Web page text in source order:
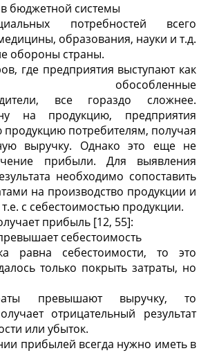
бюджетной системы
потребностей всего
образования, науки и т.д.
обороны страны.
где предприятия выступают как
обособленные
все гораздо сложнее.
на продукцию, предприятия
продукцию потребителям, получая
выручку. Однако это еще не
прибыли. Для выявления
необходимо сопоставить
на производство продукции и
с себестоимостью продукции.
прибыль [12, 55]:
себестоимость
равна себестоимости, то это
только покрыть затраты, но
превышают выручку, то
отрицательный результат
или убыток.
прибылей всегда нужно иметь в